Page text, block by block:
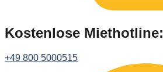
Kostenlose Miethotline:
+49 800 5000515